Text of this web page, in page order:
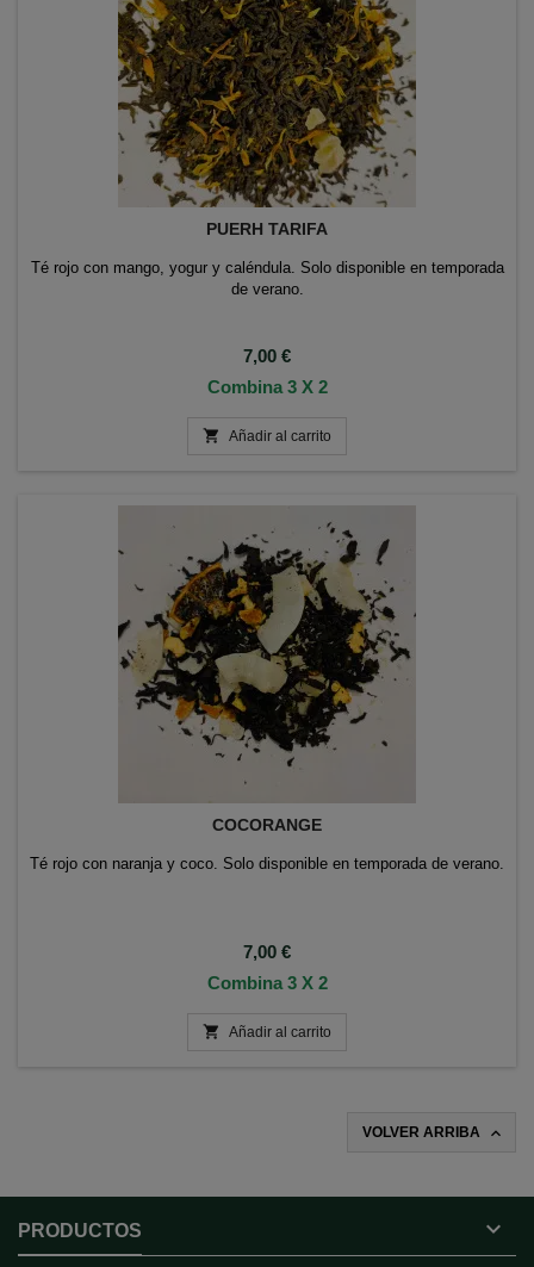
PUERH TARIFA
Té rojo con mango, yogur y caléndula. Solo disponible en temporada
de verano.
Precio
7,00 €
Combina 3 X 2
 Añadir al carrito
COCORANGE
Té rojo con naranja y coco. Solo disponible en temporada de verano.
Precio
7,00 €
Combina 3 X 2
 Añadir al carrito
VOLVER ARRIBA 
PRODUCTOS 